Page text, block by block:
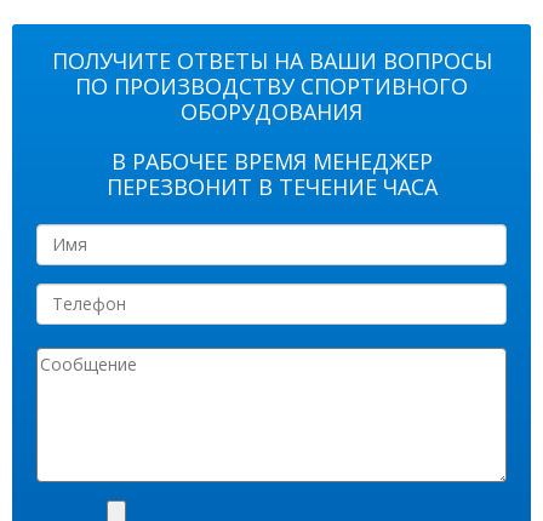
ПОЛУЧИТЕ ОТВЕТЫ НА ВАШИ ВОПРОСЫ
ПО ПРОИЗВОДСТВУ СПОРТИВНОГО
ОБОРУДОВАНИЯ
В РАБОЧЕЕ ВРЕМЯ МЕНЕДЖЕР
ПЕРЕЗВОНИТ В ТЕЧЕНИЕ ЧАСА